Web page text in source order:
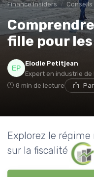
Finance Insiders
fille pour
Elodie Petitjean
Expert en industrie de
8 min de lecture
Explorez le
sur la fiscalité des